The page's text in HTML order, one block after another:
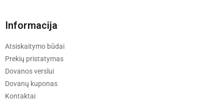
Informacija
Atsiskaitymo būdai
Prekių pristatymas
Dovanos verslui
Dovanų kuponas
Kontaktai